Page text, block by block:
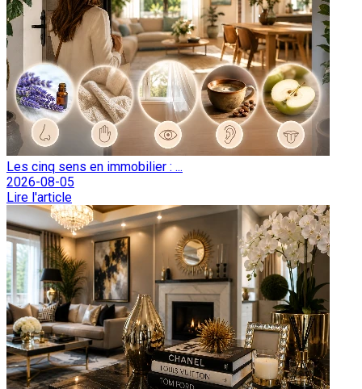
Les cinq sens en immobilier : ...
2026-08-05
Lire l'article